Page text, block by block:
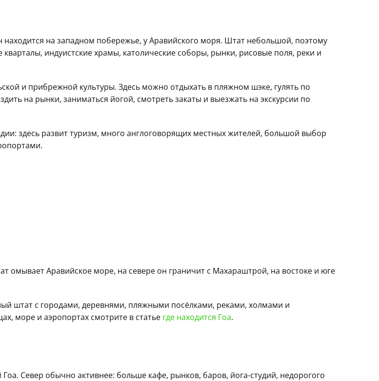
на западном побережье, у Аравийского моря. Штат небольшой, поэтому
индуистские храмы, католические соборы, рынки, рисовые поля, реки и
и прибрежной культуры. Здесь можно отдыхать в пляжном шэке, гулять по
на рынки, заниматься йогой, смотреть закаты и выезжать на экскурсии по
здесь развит туризм, много англоговорящих местных жителей, большой выбор
омывает Аравийское море, на севере он граничит с Махараштрой, на востоке и юге
штат с городами, деревнями, пляжными посёлками, реками, холмами и
море и аэропортах смотрите в статье где находится Гоа.
Север обычно активнее: больше кафе, рынков, баров, йога-студий, недорогого